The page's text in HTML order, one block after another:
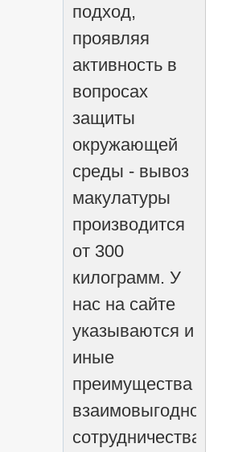
подход,
проявляя
активность в
вопросах
защиты
окружающей
среды - вывоз
макулатуры
производится
от 300
килограмм. У
нас на сайте
указываются и
иные
преимущества
взаимовыгодного
сотрудничества,